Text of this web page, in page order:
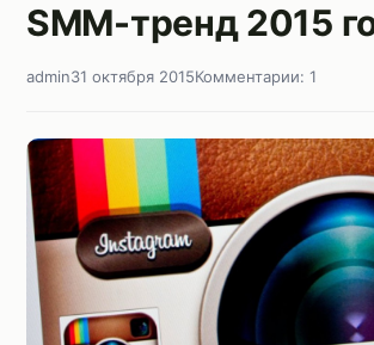
SMM-тренд 2015
admin31 октября 2015Комментарии: 1